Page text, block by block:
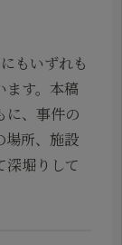
もいずれも
ます。本稿
に、事件の
場所、施設
深堀りして